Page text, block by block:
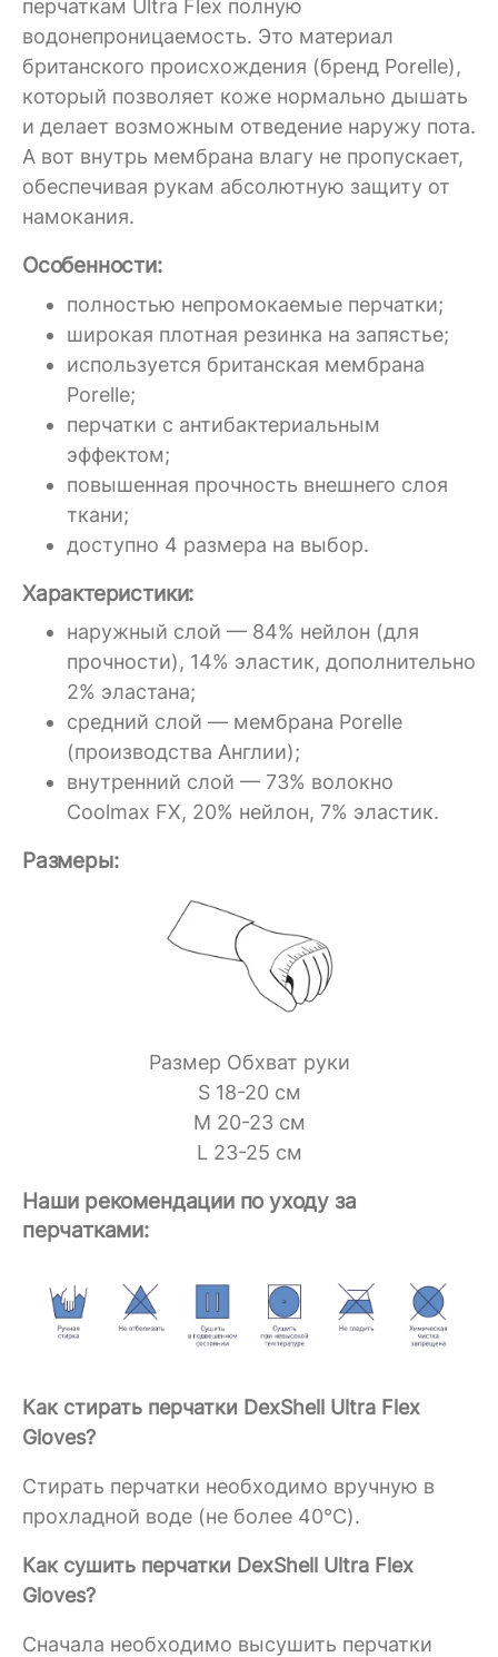
перчаткам Ultra Flex полную
водонепроницаемость. Это материал
британского происхождения (бренд Porelle),
который позволяет коже нормально дышать
и делает возможным отведение наружу пота.
А вот внутрь мембрана влагу не пропускает,
обеспечивая рукам абсолютную защиту от
намокания.
Особенности:
полностью непромокаемые перчатки;
широкая плотная резинка на запястье;
используется британская мембрана
Porelle;
перчатки с антибактериальным
эффектом;
повышенная прочность внешнего слоя
ткани;
доступно 4 размера на выбор.
Характеристики:
наружный слой — 84% нейлон (для
прочности), 14% эластик, дополнительно
2% эластана;
средний слой — мембрана Porelle
(производства Англии);
внутренний слой — 73% волокно
Coolmax FX, 20% нейлон, 7% эластик.
Размеры:
Размер Обхват руки
S 18-20 см
M 20-23 см
L 23-25 см
Наши рекомендации по уходу за
перчатками:
Как стирать перчатки DexShell Ultra Flex
Gloves?
Стирать перчатки необходимо вручную в
прохладной воде (не более 40°C).
Как сушить перчатки DexShell Ultra Flex
Gloves?
Сначала необходимо высушить перчатки